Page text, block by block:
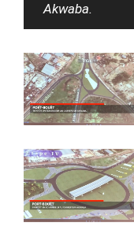
Akwaba.